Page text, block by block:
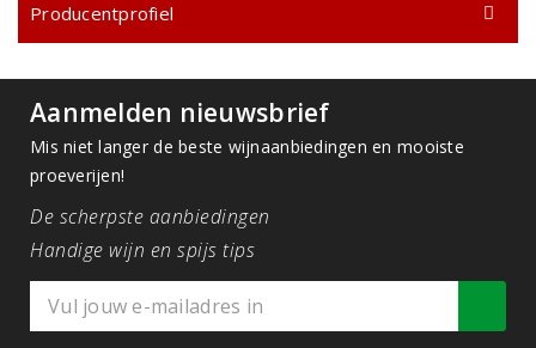
Producentprofiel
Aanmelden nieuwsbrief
Mis niet langer de beste wijnaanbiedingen en mooiste
proeverijen!
De scherpste aanbiedingen
Handige wijn en spijs tips